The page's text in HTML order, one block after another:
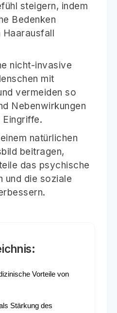
steigern, indem
Bedenken
Haarausfall
nicht-invasive
mit
vermeiden so
Nebenwirkungen
natürlichen
beitragen,
das psychische
und die soziale
Vorteile von
Stärkung des